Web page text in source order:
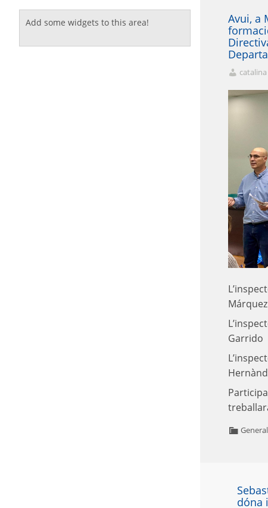
Avui, a
catalina
Márquez
Garrido
General
dóna
Add some widgets to this area!